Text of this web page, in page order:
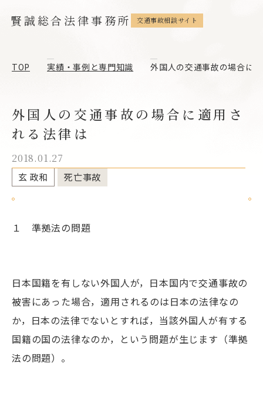
賢誠総合法律事務所 交通事故相談サイト
TOP 実績・事例と専門知識 外国人の交通事故の場合に
外国人の交通事故の場合に適用さ
れる法律は
2018.01.27
玄 政和 死亡事故
１ 準拠法の問題
日本国籍を有しない外国人が，日本国内で交通事故の
被害にあった場合，適用されるのは日本の法律なの
か，日本の法律でないとすれば，当該外国人が有する
国籍の国の法律なのか，という問題が生じます（準拠
法の問題）。